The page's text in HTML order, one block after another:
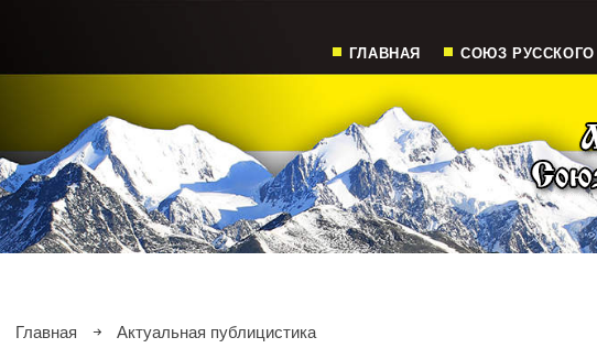
ГЛАВНАЯ СОЮЗ
Главная Актуальная публицистика